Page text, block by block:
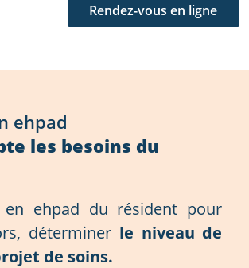
Rendez-vous en ligne
ehpad
les besoins du
ehpad du résident pour
déterminer le niveau de
de soins.